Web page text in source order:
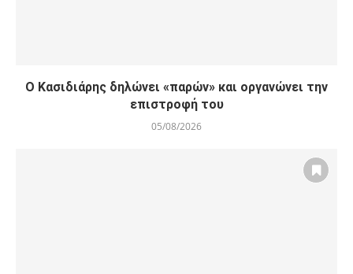
Ο Κασιδιάρης δηλώνει «παρών» και οργανώνει την
επιστροφή του
05/08/2026